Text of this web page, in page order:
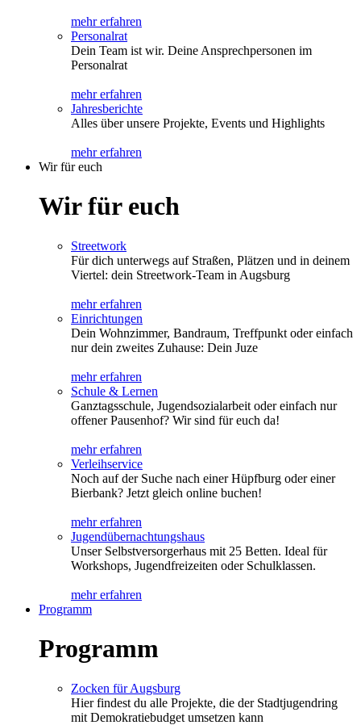
mehr erfahren
Personalrat
Dein Team ist wir. Deine Ansprechpersonen im
Personalrat
mehr erfahren
Jahresberichte
Alles über unsere Projekte, Events und Highlights
mehr erfahren
Wir für euch
Wir für euch
Streetwork
Für dich unterwegs auf Straßen, Plätzen und in deinem
Viertel: dein Streetwork-Team in Augsburg
mehr erfahren
Einrichtungen
Dein Wohnzimmer, Bandraum, Treffpunkt oder einfach
nur dein zweites Zuhause: Dein Juze
mehr erfahren
Schule & Lernen
Ganztagsschule, Jugendsozialarbeit oder einfach nur
offener Pausenhof? Wir sind für euch da!
mehr erfahren
Verleihservice
Noch auf der Suche nach einer Hüpfburg oder einer
Bierbank? Jetzt gleich online buchen!
mehr erfahren
Jugendübernachtungshaus
Unser Selbstversorgerhaus mit 25 Betten. Ideal für
Workshops, Jugendfreizeiten oder Schulklassen.
mehr erfahren
Programm
Programm
Zocken für Augsburg
Hier findest du alle Projekte, die der Stadtjugendring
mit Demokratiebudget umsetzen kann